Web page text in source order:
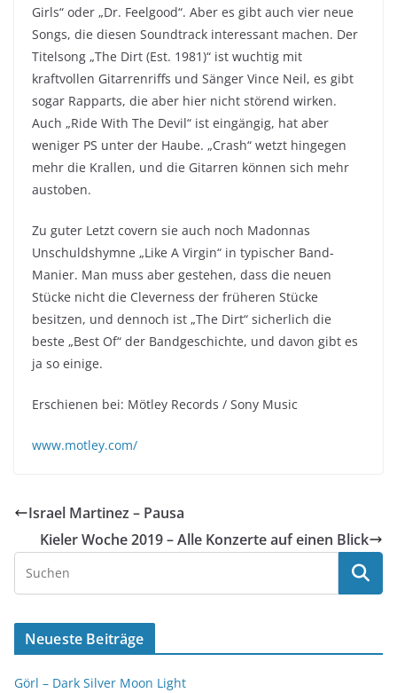
Girls“ oder „Dr. Feelgood“. Aber es gibt auch vier neue
Songs, die diesen Soundtrack interessant machen. Der
Titelsong „The Dirt (Est. 1981)“ ist wuchtig mit
kraftvollen Gitarrenriffs und Sänger Vince Neil, es gibt
sogar Rapparts, die aber hier nicht störend wirken.
Auch „Ride With The Devil“ ist eingängig, hat aber
weniger PS unter der Haube. „Crash“ wetzt hingegen
mehr die Krallen, und die Gitarren können sich mehr
austoben.
Zu guter Letzt covern sie auch noch Madonnas
Unschuldshymne „Like A Virgin“ in typischer Band-
Manier. Man muss aber gestehen, dass die neuen
Stücke nicht die Cleverness der früheren Stücke
besitzen, und dennoch ist „The Dirt“ sicherlich die
beste „Best Of“ der Bandgeschichte, und davon gibt es
ja so einige.
Erschienen bei: Mötley Records / Sony Music
www.motley.com/
Israel Martinez – Pausa
Kieler Woche 2019 – Alle Konzerte auf einen Blick
Neueste Beiträge
Görl – Dark Silver Moon Light